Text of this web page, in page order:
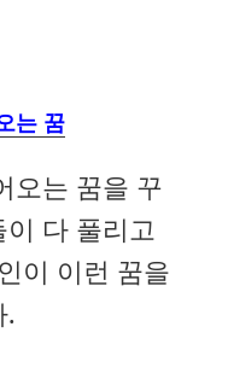
는 꿈
오는 꿈을 꾸
다 풀리고
이 이런 꿈을